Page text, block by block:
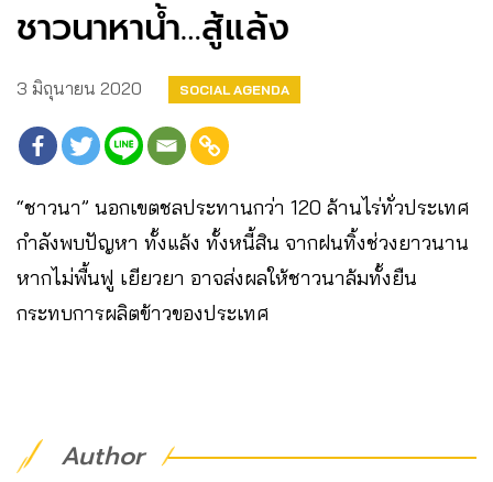
ชาวนาหาน้ำ…สู้แล้ง
3 มิถุนายน 2020 SOCIAL AGENDA
“ชาวนา” นอกเขตชลประทานกว่า 120 ล้านไร่ทั่วประเทศ
กำลังพบปัญหา ทั้งแล้ง ทั้งหนี้สิน จากฝนทิ้งช่วงยาวนาน
หากไม่พื้นฟู เยียวยา อาจส่งผลให้ชาวนาล้มทั้งยืน
กระทบการผลิตข้าวของประเทศ
Author